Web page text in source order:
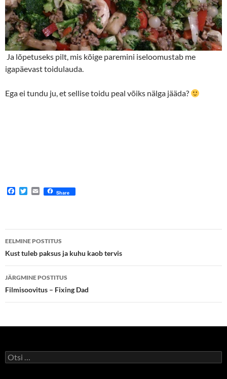
Ja lõpetuseks pilt, mis kõige paremini iseloomustab me
igapäevast toidulauda.
Ega ei tundu ju, et sellise toidu peal võiks nälga jääda?
F
o
o
T
e
r
E
m
Share
Postituste
töölaud
EELMINE POSTITUS
Kust tuleb paksus ja kuhu kaob tervis
JÄRGMINE POSTITUS
Filmisoovitus – Fixing Dad
Otsi: